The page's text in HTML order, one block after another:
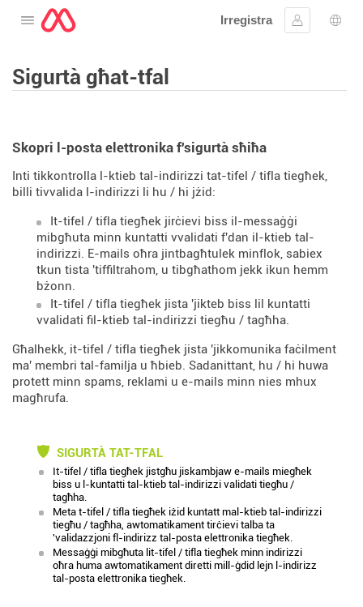
Tiftaħ il-menu
Irregistra
Sinjal
Sigurtà għat-tfal
Skopri l-posta elettronika f'sigurtà sħiħa
Inti tikkontrolla l-ktieb tal-indirizzi tat-tifel / tifla tiegħek,
billi tivvalida l-indirizzi li hu / hi jżid:
It-tifel / tifla tiegħek jirċievi biss il-messaġġi
mibgħuta minn kuntatti vvalidati f'dan il-ktieb tal-
indirizzi. E-mails oħra jintbagħtulek minflok, sabiex
tkun tista 'tiffiltrahom, u tibgħathom jekk ikun hemm
bżonn.
It-tifel / tifla tiegħek jista 'jikteb biss lil kuntatti
vvalidati fil-ktieb tal-indirizzi tiegħu / tagħha.
Għalhekk, it-tifel / tifla tiegħek jista 'jikkomunika faċilment
ma' membri tal-familja u ħbieb. Sadanittant, hu / hi huwa
protett minn spams, reklami u e-mails minn nies mhux
magħrufa.
SIGURTÀ TAT-TFAL
It-tifel / tifla tiegħek jistgħu jiskambjaw e-mails miegħek
biss u l-kuntatti tal-ktieb tal-indirizzi validati tiegħu /
tagħha.
Meta t-tifel / tifla tiegħek iżid kuntatt mal-ktieb tal-indirizzi
tiegħu / tagħha, awtomatikament tirċievi talba ta
'validazzjoni fl-indirizz tal-posta elettronika tiegħek.
Messaġġi mibgħuta lit-tifel / tifla tiegħek minn indirizzi
oħra huma awtomatikament diretti mill-ġdid lejn l-indirizz
tal-posta elettronika tiegħek.